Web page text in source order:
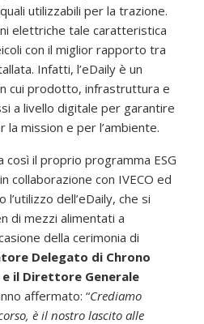
utilizzabili per la trazione.
elettriche tale caratteristica
con il miglior rapporto tra
Infatti, l’eDaily è un
cui prodotto, infrastruttura e
a livello digitale per garantire
mission e per l’ambiente.
così il proprio programma ESG
collaborazione con IVECO ed
dell’eDaily, che si
di mezzi alimentati a
della cerimonia di
Delegato di Chrono
il Direttore Generale
affermato: “Crediamo
è il nostro lascito alle